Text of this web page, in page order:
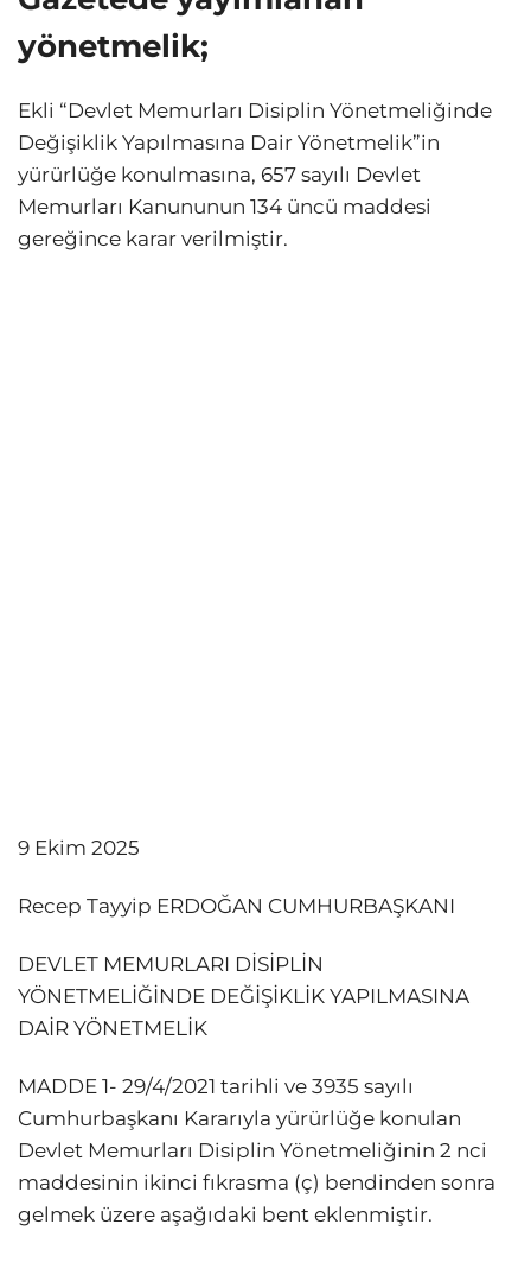
yönetmelik;
Ekli “Devlet Memurları Disiplin Yönetmeliğinde
Değişiklik Yapılmasına Dair Yönetmelik”in
yürürlüğe konulmasına, 657 sayılı Devlet
Memurları Kanununun 134 üncü maddesi
gereğince karar verilmiştir.
9 Ekim 2025
Recep Tayyip ERDOĞAN CUMHURBAŞKANI
DEVLET MEMURLARI DİSİPLİN
YÖNETMELİĞİNDE DEĞİŞİKLİK YAPILMASINA
DAİR YÖNETMELİK
MADDE 1- 29/4/2021 tarihli ve 3935 sayılı
Cumhurbaşkanı Kararıyla yürürlüğe konulan
Devlet Memurları Disiplin Yönetmeliğinin 2 nci
maddesinin ikinci fıkrasma (ç) bendinden sonra
gelmek üzere aşağıdaki bent eklenmiştir.